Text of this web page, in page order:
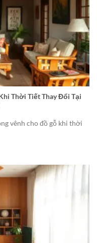
Thời Tiết Thay Đổi Tại
vênh cho đồ gỗ khi thời